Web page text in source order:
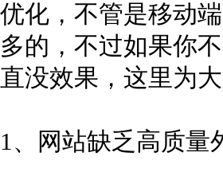
优化，不管是移动
多的，不过如果你
直没效果，这里为
1、网站缺乏高质量